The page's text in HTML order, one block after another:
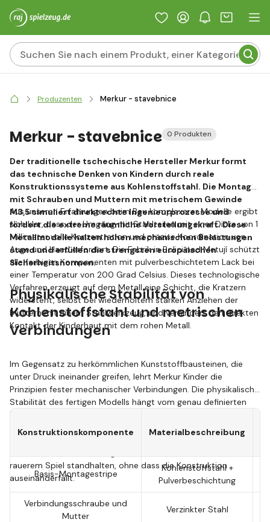
Produzenten Merkur - stavebnice
Merkur - stavebnice 0 Produkten
Der traditionelle tschechische Hersteller Merkur formt
das technische Denken von Kindern durch reale
Konstruktionssysteme aus Kohlenstoffstahl. Die Montage
mit Schrauben und Muttern mit metrischem Gewinde
M3,5 simuliert direkt echte Ingenieurprozesse und
fördert die extreme räumliche Vorstellungskraft. Diese
Metallmodelle halten hohen mechanischen Belastungen
stand und erfüllen die strengsten europäischen
Sicherheitsnormen.
Aus unseren Erfahrungen beim Bau komplexerer Modelle ergibt
sich klar, dass der Umgang mit Stahlteilen mit einer Dicke von 1
Millimeter volle Konzentration und präzise Koordination von
Auge und Hand erfordert. Die Fabrik in Polici nad Metují schützt
alle farbigen Komponenten mit pulverbeschichtetem Lack bei
einer Temperatur von 200 Grad Celsius. Dieses technologische
Verfahren erzeugt auf dem Metall eine Schicht, die Kratzern
widersteht, selbst bei wiederholtem starken Anziehen der
Muttern mit einem Stahlwerkzeug, und verhindert den direkten
Kontakt der Kinderhaut mit dem rohen Metall.
Physikalische Stabilität von
Kohlenstoffstahl und metrischen
Verbindungen
Im Gegensatz zu herkömmlichen Kunststoffbausteinen, die
unter Druck ineinander greifen, lehrt Merkur Kinder die
Prinzipien fester mechanischer Verbindungen. Die physikalische
Stabilität des fertigen Modells hängt vom genau definierten
Drehmoment ab, das das Kind beim Anziehen der Schraube
M3,5 erzeugt. Fest fixierte Stahlstreifen widerstehen
anschließend der Torsionsverformung und halten problemlos
rauerem Spiel standhalten, ohne dass die Konstruktion
auseinanderfällt.
Konstruktionskomponente Materialbeschreibung
Basis-Montagestripe
Kohlenstoffstahl +
Pulverbeschichtung
Verbindungsschraube und
Mutter
Verzinkter Stahl